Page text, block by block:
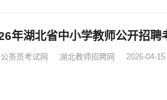
年湖北省中小学教师公开招聘
公务员考试网 湖北教师招聘网 2026-04-15